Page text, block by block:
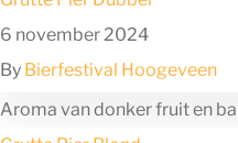
6 november 2024
By Bierfestival Hoogeveen
Aroma van donker fruit en